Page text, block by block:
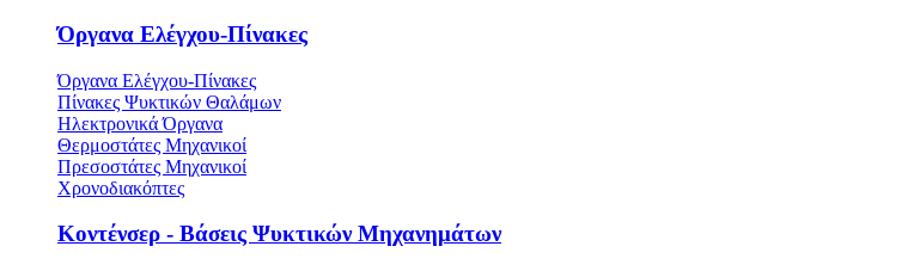
Όργανα Ελέγχου-Πίνακες
Όργανα Ελέγχου-Πίνακες
Πίνακες Ψυκτικών Θαλάμων
Ηλεκτρονικά Όργανα
Θερμοστάτες Μηχανικοί
Πρεσοστάτες Μηχανικοί
Χρονοδιακόπτες
Κοντένσερ - Βάσεις Ψυκτικών Μηχανημάτων